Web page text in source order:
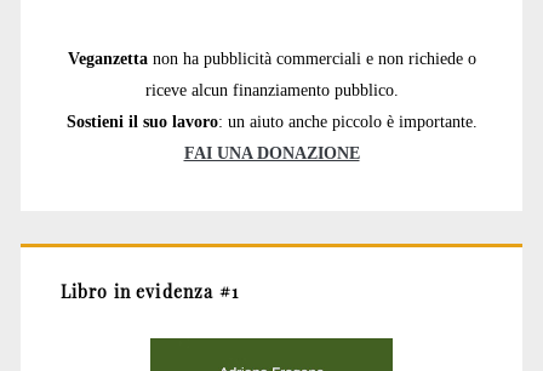
Veganzetta non ha pubblicità commerciali e non richiede o
riceve alcun finanziamento pubblico.
Sostieni il suo lavoro: un aiuto anche piccolo è importante.
FAI UNA DONAZIONE
Libro in evidenza #1